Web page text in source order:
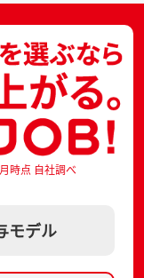
時点 自社調べ
モデル